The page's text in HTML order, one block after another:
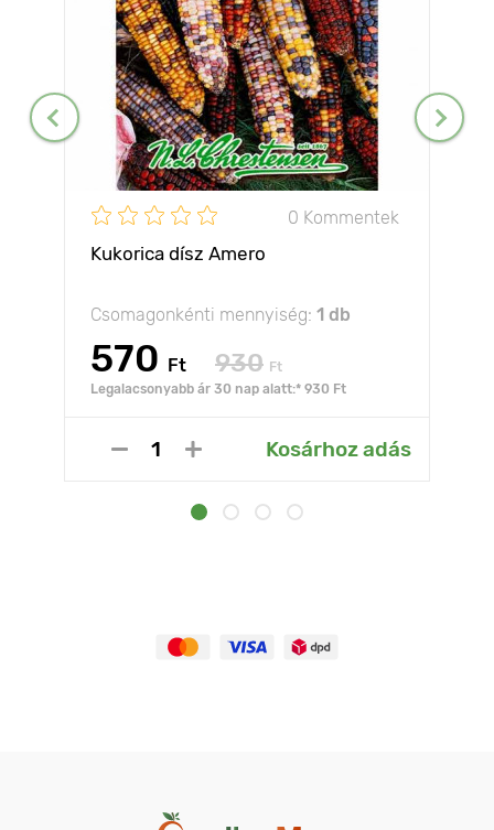
0 Kommentek
Kukorica dísz Amero
Csomagonkénti mennyiség: 1 db
570 Ft 930 Ft
Legalacsonyabb ár 30 nap alatt:* 930 Ft
Kosárhoz adás